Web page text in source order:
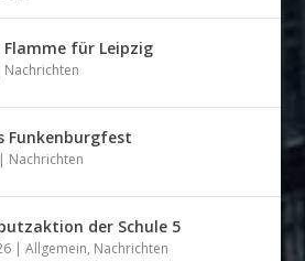
Flamme für Leipzig
Nachrichten
Funkenburgfest
| Nachrichten
der Schule 5
|Allgemein, Nachrichten